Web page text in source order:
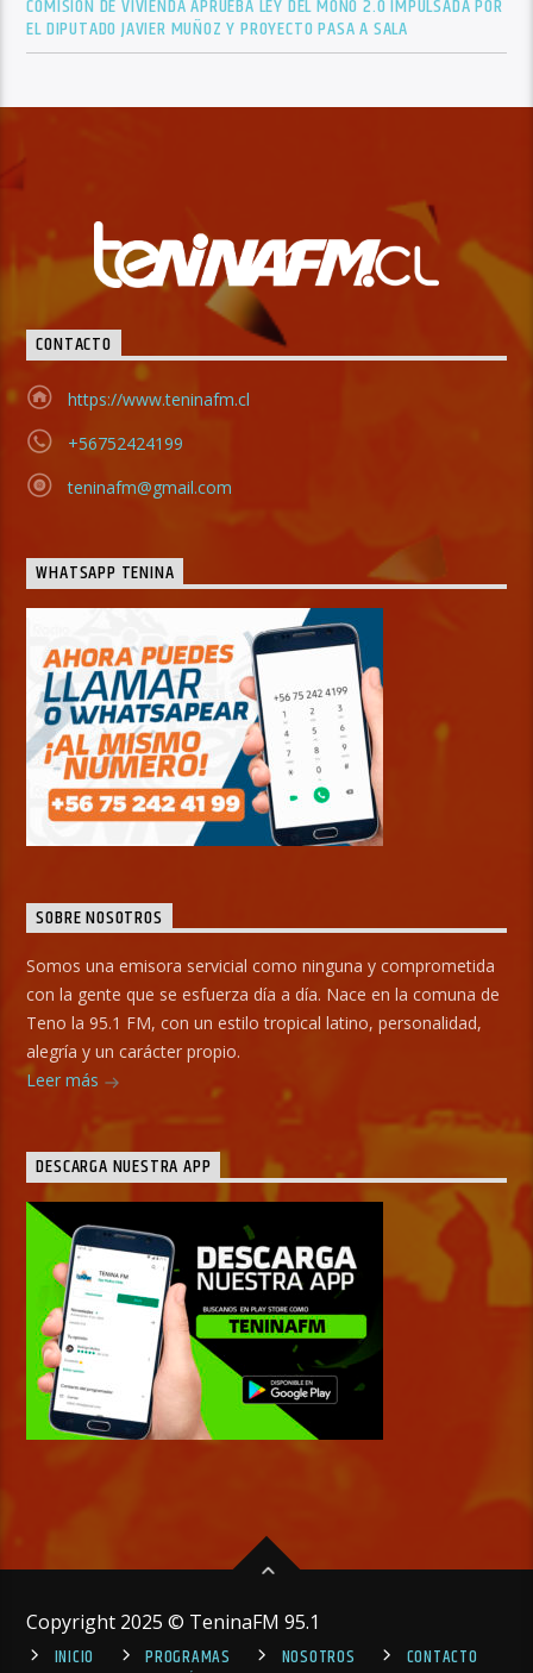
COMISIÓN DE VIVIENDA APRUEBA LEY DEL MONO 2.0 IMPULSADA POR
EL DIPUTADO JAVIER MUÑOZ Y PROYECTO PASA A SALA
CONTACTO
https://www.teninafm.cl
+56752424199
teninafm@gmail.com
WHATSAPP TENINA
SOBRE NOSOTROS
Somos una emisora servicial como ninguna y comprometida
con la gente que se esfuerza día a día. Nace en la comuna de
Teno la 95.1 FM, con un estilo tropical latino, personalidad,
alegría y un carácter propio.
Leer más
DESCARGA NUESTRA APP
Copyright 2025 © TeninaFM 95.1
INICIO
PROGRAMAS NOSOTROS
CONTACTO